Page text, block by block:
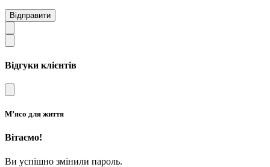
Відправити
Відгуки клієнтів
М’ясо для життя
Вітаємо!
Ви успішно змінили пароль.